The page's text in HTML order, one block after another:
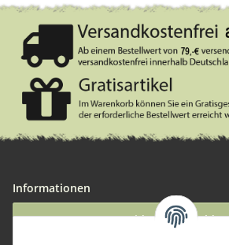
Informationen
Widerruf anmelden